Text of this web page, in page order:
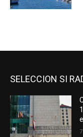
SELECCION SI